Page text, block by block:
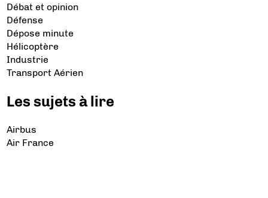
Débat et opinion
Défense
Dépose minute
Hélicoptère
Industrie
Transport Aérien
Les sujets à lire
Airbus
Air France